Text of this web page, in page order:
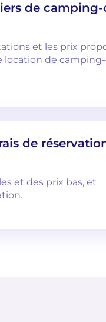
de camping-
et les prix
location de
de
et des prix bas, et